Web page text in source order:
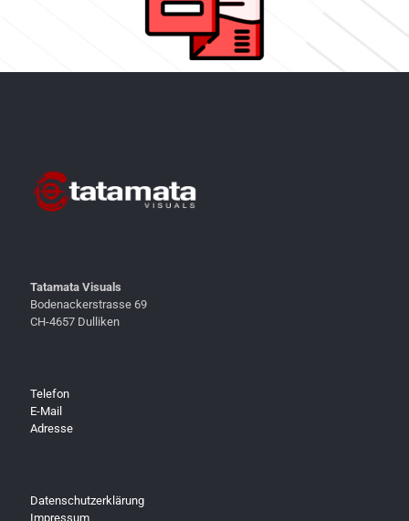
Tatamata Visuals
Bodenackerstrasse 69
CH-4657 Dulliken
Telefon
E-Mail
Adresse
Datenschutzerklärung
Impressum